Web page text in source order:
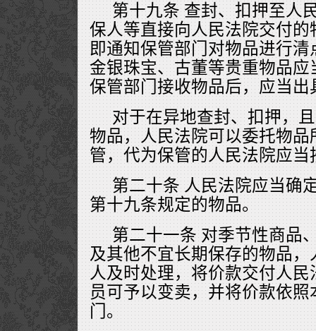
第十九条 查封、扣押至人
保人等直接向人民法院交付
即通知保管部门对物品进行
金银珠宝、古董等贵重物品
保管部门接收物品后，应当出
对于在异地查封、扣押，
物品，人民法院可以委托物
管，代为保管的人民法院应
第二十条 人民法院应当确
第十九条规定的物品。
第二十一条 对季节性商品
及其他不宜长期保存的物品
人及时处理，将价款交付人
员可予以变卖，并将价款依
门。